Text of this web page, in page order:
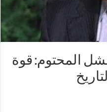
المحتوم: قوة